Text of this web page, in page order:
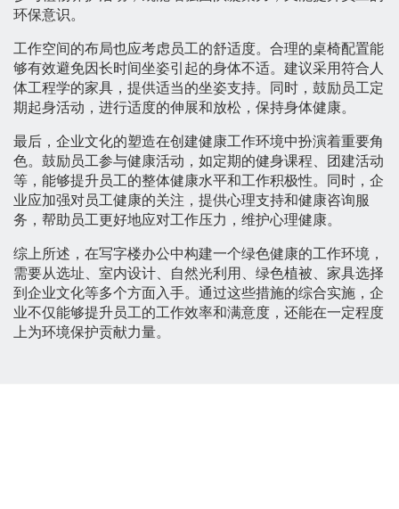
环保意识。
工作空间的布局也应考虑员工的舒适度。合理的桌椅配置能
够有效避免因长时间坐姿引起的身体不适。建议采用符合人
体工程学的家具，提供适当的坐姿支持。同时，鼓励员工定
期起身活动，进行适度的伸展和放松，保持身体健康。
最后，企业文化的塑造在创建健康工作环境中扮演着重要角
色。鼓励员工参与健康活动，如定期的健身课程、团建活动
等，能够提升员工的整体健康水平和工作积极性。同时，企
业应加强对员工健康的关注，提供心理支持和健康咨询服
务，帮助员工更好地应对工作压力，维护心理健康。
综上所述，在写字楼办公中构建一个绿色健康的工作环境，
需要从选址、室内设计、自然光利用、绿色植被、家具选择
到企业文化等多个方面入手。通过这些措施的综合实施，企
业不仅能够提升员工的工作效率和满意度，还能在一定程度
上为环境保护贡献力量。